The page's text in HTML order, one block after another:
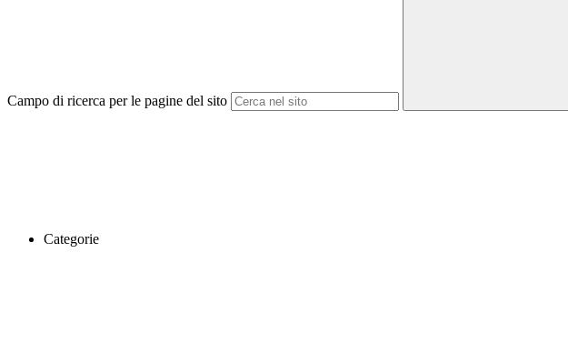
Campo di ricerca per le pagine del sito
Categorie